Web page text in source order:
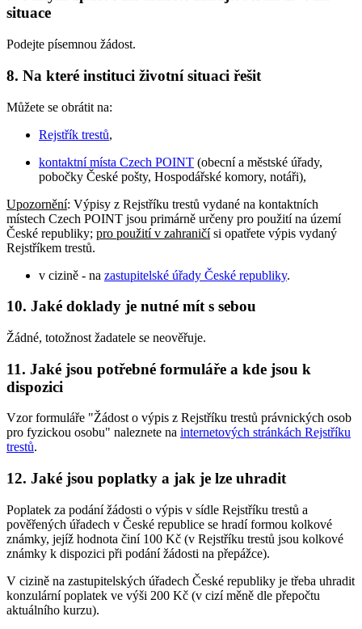
situace
Podejte písemnou žádost.
8. Na které instituci životní situaci řešit
Můžete se obrátit na:
Rejstřík trestů,
kontaktní místa Czech POINT (obecní a městské úřady,
pobočky České pošty, Hospodářské komory, notáři),
Upozornění: Výpisy z Rejstříku trestů vydané na kontaktních
místech Czech POINT jsou primárně určeny pro použití na území
České republiky; pro použití v zahraničísi opatřete výpis vydaný
Rejstříkem trestů.
v cizině - na zastupitelské úřady České republiky.
10. Jaké doklady je nutné mít s sebou
Žádné, totožnost žadatele se neověřuje.
11. Jaké jsou potřebné formuláře a kde jsou k
dispozici
Vzor formuláře "Žádost o výpis z Rejstříku trestů právnických osob
pro fyzickou osobu" naleznete na internetových stránkách Rejstříku
trestů.
12. Jaké jsou poplatky a jak je lze uhradit
Poplatek za podání žádosti o výpis v sídle Rejstříku trestů a
pověřených úřadech v České republice se hradí formou kolkové
známky, jejíž hodnota činí 100 Kč (v Rejstříku trestů jsou kolkové
známky k dispozici při podání žádosti na přepážce).
V cizině na zastupitelských úřadech České republiky je třeba uhradit
konzulární poplatek ve výši 200 Kč (v cizí měně dle přepočtu
aktuálního kurzu).